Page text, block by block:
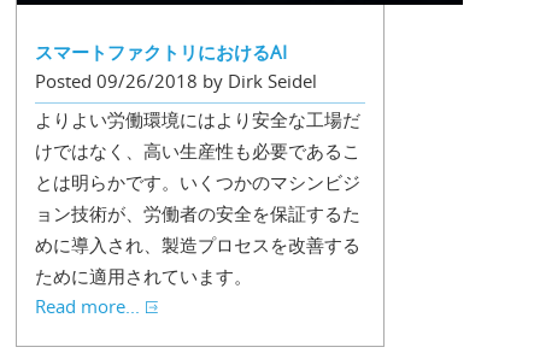
スマートファクトリにおけるAI
Posted 09/26/2018 by Dirk Seidel
よりよい労働環境にはより安全な工場だ
けではなく、高い生産性も必要であるこ
とは明らかです。いくつかのマシンビジ
ョン技術が、労働者の安全を保証するた
めに導入され、製造プロセスを改善する
ために適用されています。
Read more...